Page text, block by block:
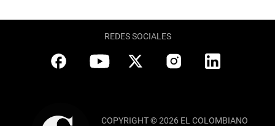
REDES SOCIALES
COPYRIGHT © 2026 EL COLOMBIANO